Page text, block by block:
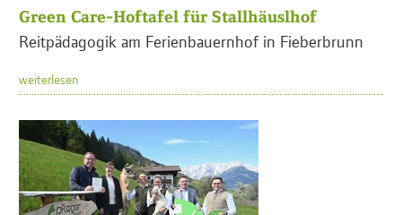
Green Care-Hoftafel für Stallhäuslhof
Reitpädagogik am Ferienbauernhof in Fieberbrunn
weiterlesen